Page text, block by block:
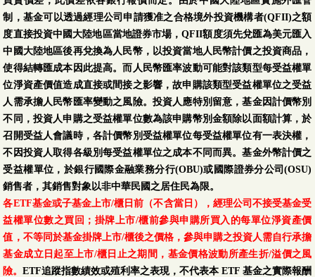
制，基金可以透過經理公司申請獲准之合格境外投資機構者(QFII)之額
度直接投資中國大陸地區當地證券市場，QFII額度須先兌匯為美元匯入
中國大陸地區後再兌換為人民幣，以投資當地人民幣計價之投資商品，
使得結轉匯成本因此提高。而人民幣匯率波動可能對該類型每受益權單
位淨資產價值造成直接或間接之影響，故申購該類型受益權單位之受益
人需承擔人民幣匯率變動之風險。投資人應特別留意，基金因計價幣別
不同，投資人申購之受益權單位數為該申購幣別金額除以面額計算，於
召開受益人會議時，各計價幣別受益權單位每受益權單位有一表決權，
不因投資人取得各級別每受益權單位之成本不同而異。基金外幣計價之
受益權單位，於銀行國際金融業務分行(OBU)或國際證券分公司(OSU)
銷售者，其銷售對象以非中華民國之居住民為限。
各ETF基金或子基金上市/櫃日前（不含當日），經理公司不接受基金受
益權單位數之買回；掛牌上市/櫃前參與申購所買入的每單位淨資產價
值，不等同於基金掛牌上市/櫃後之價格，參與申購之投資人需自行承擔
基金成立日起至上市/櫃日止之期間，基金價格波動所產生折/溢價之風
險。ETF追蹤指數績效或殖利率之表現，不代表本 ETF 基金之實際報酬